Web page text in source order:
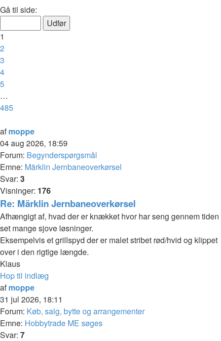
Side
1
af
485
Gå til side:
1
2
3
4
5
…
485
Næste
afmoppe
04 aug 2026, 18:59
Forum: Begynderspørgsmål
Emne: Märklin Jernbaneoverkørsel
Svar: 3
Visninger: 176
Re: Märklin Jernbaneoverkørsel
Afhængigt af, hvad der er knækket hvor har seng gennem tiden
set mange sjove løsninger.
Eksempelvis et grillspyd der er malet stribet rød/hvid og klippet
over i den rigtige længde.
Klaus
Hop til indlæg
afmoppe
31 jul 2026, 18:11
Forum: Køb, salg, bytte og arrangementer
Emne: Hobbytrade ME søges
Svar: 7